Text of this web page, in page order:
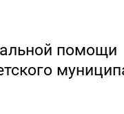
помощи